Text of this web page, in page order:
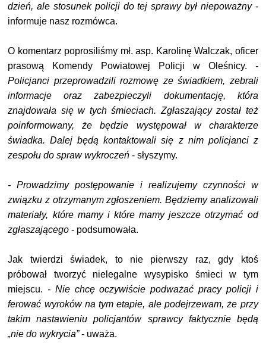
dzień, ale stosunek policji do tej sprawy był niepoważny-
informuje nasz rozmówca.
O komentarz poprosiliśmy mł. asp. Karolinę Walczak, oficer
prasową Komendy Powiatowej Policji w Oleśnicy. -
Policjanci przeprowadzili rozmowę ze świadkiem, zebrali
informacje oraz zabezpieczyli dokumentację, która
znajdowała się w tych śmieciach. Zgłaszający został też
poinformowany, że będzie występował w charakterze
świadka. Dalej będą kontaktowali się z nim policjanci z
zespołu do spraw wykroczeń - słyszymy.
- Prowadzimy postępowanie i realizujemy czynności w
związku z otrzymanym zgłoszeniem. Będziemy analizowali
materiały, które mamy i które mamy jeszcze otrzymać od
zgłaszającego - podsumowała.
Jak twierdzi świadek, to nie pierwszy raz, gdy ktoś
próbował tworzyć nielegalne wysypisko śmieci w tym
miejscu. - Nie chcę oczywiście podważać pracy policji i
ferować wyroków na tym etapie, ale podejrzewam, że przy
takim nastawieniu policjantów sprawcy faktycznie będą
„nie do wykrycia”- uważa.